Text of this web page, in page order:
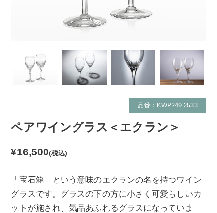
品番：KWP249-2533
ペアワイングラス＜エクラン＞
¥16,500(税込)
「宝石箱」という意味のエクランの名を持つワイン
グラスです。グラスの下の方に小さく可愛らしいカ
ットが施され、気品あふれるグラスになっていま